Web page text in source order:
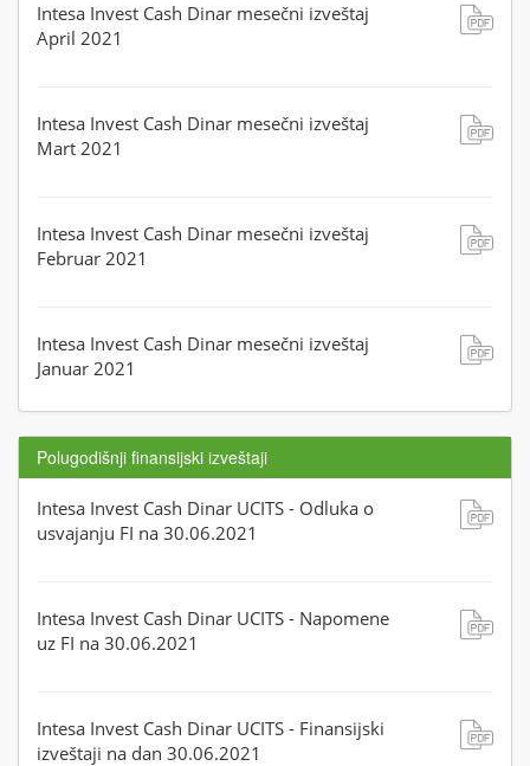
Intesa Invest Cash Dinar mesečni izveštaj
April 2021
Intesa Invest Cash Dinar mesečni izveštaj
Mart 2021
Intesa Invest Cash Dinar mesečni izveštaj
Februar 2021
Intesa Invest Cash Dinar mesečni izveštaj
Januar 2021
Polugodišnji finansijski izveštaji
Intesa Invest Cash Dinar UCITS - Odluka o
usvajanju FI na 30.06.2021
Intesa Invest Cash Dinar UCITS - Napomene
uz FI na 30.06.2021
Intesa Invest Cash Dinar UCITS - Finansijski
izveštaji na dan 30.06.2021